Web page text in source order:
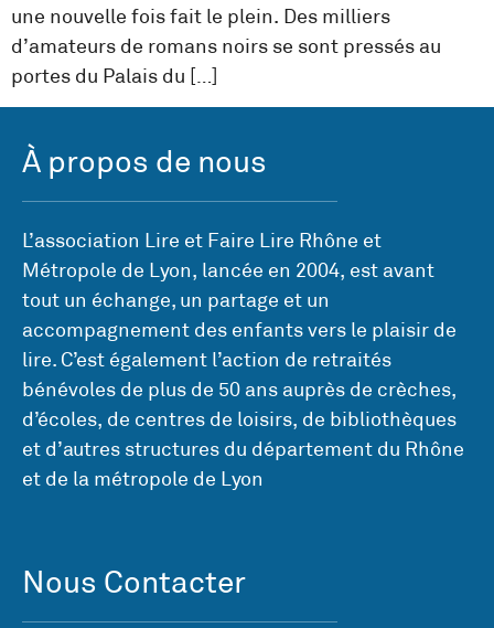
une nouvelle fois fait le plein. Des milliers
d’amateurs de romans noirs se sont pressés au
portes du Palais du […]
À propos de nous
L’association Lire et Faire Lire Rhône et
Métropole de Lyon, lancée en 2004, est avant
tout un échange, un partage et un
accompagnement des enfants vers le plaisir de
lire. C’est également l’action de retraités
bénévoles de plus de 50 ans auprès de crèches,
d’écoles, de centres de loisirs, de bibliothèques
et d’autres structures du département du Rhône
et de la métropole de Lyon
Nous Contacter